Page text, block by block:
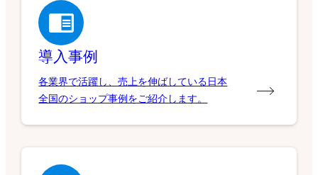
導入事例
各業界で活躍し、売上を伸ばしている日本
全国のショップ事例をご紹介します。